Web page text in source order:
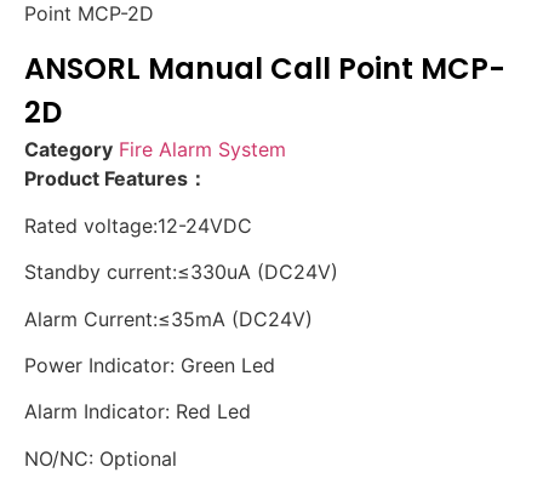
Point MCP-2D
ANSORL Manual Call Point MCP-
2D
Category Fire Alarm System
Product Features ：
Rated voltage:12-24VDC
Standby current:≤330uA (DC24V)
Alarm Current:≤35mA (DC24V)
Power Indicator: Green Led
Alarm Indicator: Red Led
NO/NC: Optional